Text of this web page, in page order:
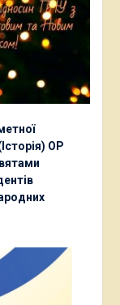
ОР